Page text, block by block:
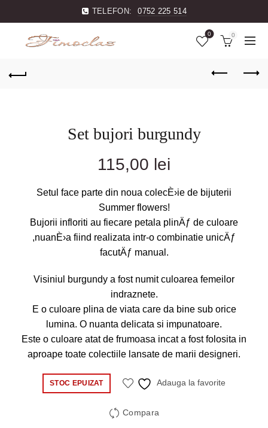
TELEFON: 0752 225 514
0 0
Set bujori burgundy
115,00 lei
Setul face parte din noua colecÈ›ie de bijuterii
Summer flowers!
Bujorii infloriti au fiecare petala plinÄƒ de culoare
,nuanÈ›a fiind realizata intr-o combinatie unicÄƒ
facutÄƒ manual.
Visiniul burgundy a fost numit culoarea femeilor
indraznete.
E o culoare plina de viata care da bine sub orice
lumina. O nuanta delicata si impunatoare.
Este o culoare atat de frumoasa incat a fost folosita in
aproape toate colectiile lansate de marii designeri.
STOC EPUIZAT Adauga la favorite
Compara